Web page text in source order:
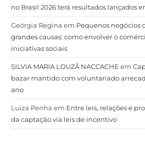
no Brasil 2026 terá resultados lançados
Geórgia Regina em Pequenos negócios
grandes causas: como envolver o
iniciativas sociais
SILVIA MARIA LOUZÃ NACCACHE em
bazar mantido com voluntariado
ano
Luiza Penha em Entre leis, relações e
da captação via leis de incentivo